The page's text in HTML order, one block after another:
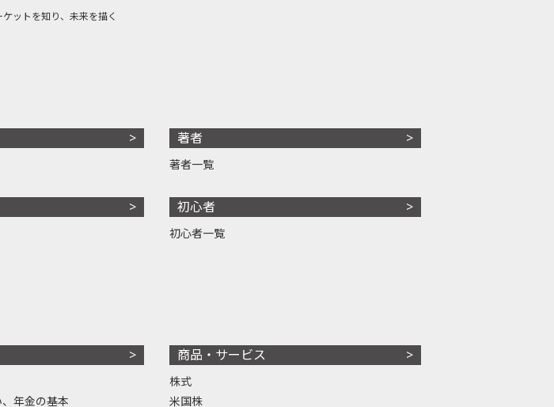
ットを知り、未来を描く
著者
著者一覧
初心者
初心者一覧
年金の基本
商品・サービス
株式
米国株